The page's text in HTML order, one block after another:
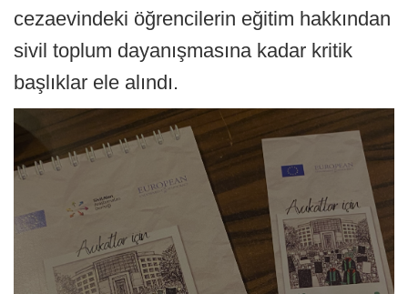
cezaevindeki öğrencilerin eğitim hakkından
sivil toplum dayanışmasına kadar kritik
başlıklar ele alındı.